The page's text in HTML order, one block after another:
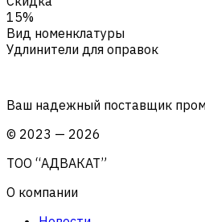
15%
Вид номенклатуры
Удлинители для оправок
Ваш надежный поставщик
© 2023 — 2026
ТОО “АДВАКАТ”
О компании